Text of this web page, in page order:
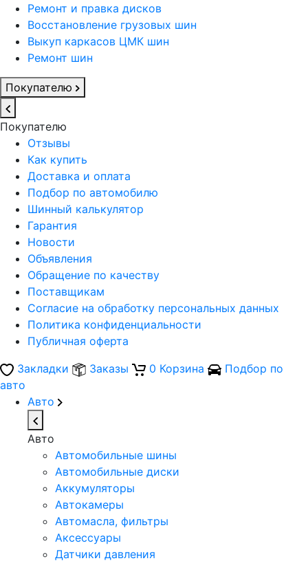
Ремонт и правка дисков
Восстановление грузовых шин
Выкуп каркасов ЦМК шин
Ремонт шин
Покупателю
Покупателю
Отзывы
Как купить
Доставка и оплата
Подбор по автомобилю
Шинный калькулятор
Гарантия
Новости
Объявления
Обращение по качеству
Поставщикам
Согласие на обработку персональных данных
Политика конфиденциальности
Публичная оферта
Закладки
Заказы 0 Корзина
Подбор по
авто
Авто
Авто
Автомобильные шины
Автомобильные диски
Аккумуляторы
Автокамеры
Автомасла, фильтры
Аксессуары
Датчики давления